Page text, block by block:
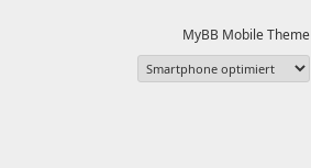
MyBB Mobile Theme